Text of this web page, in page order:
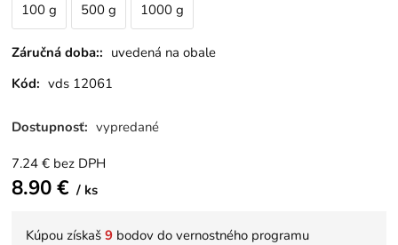
100 g
500 g 1000 g
Záručná doba:: uvedená na obale
Kód: vds 12061
Dostupnosť: vypredané
7.24 € bez DPH
8.90€ ks
Kúpou získaš9 bodov do vernostného programu